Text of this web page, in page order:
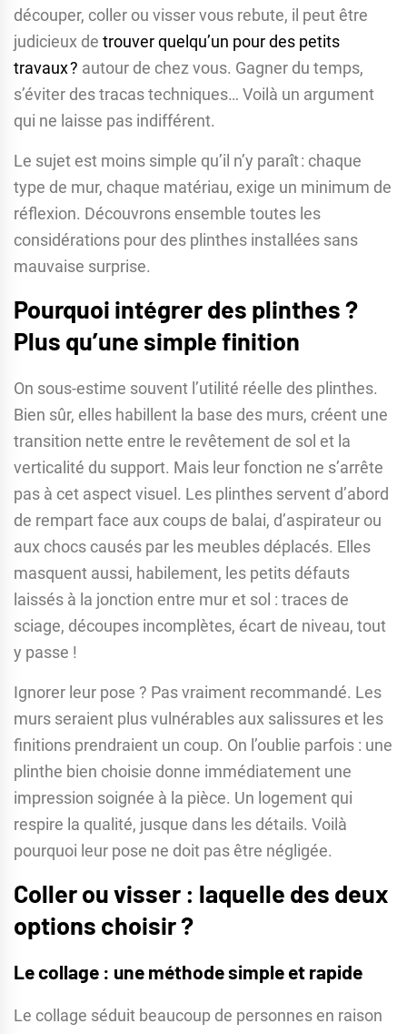
découper, coller ou visser vous rebute, il peut être
judicieux de trouver quelqu’un pour des petits
travaux ? autour de chez vous. Gagner du temps,
s’éviter des tracas techniques… Voilà un argument
qui ne laisse pas indifférent.
Le sujet est moins simple qu’il n’y paraît : chaque
type de mur, chaque matériau, exige un minimum de
réflexion. Découvrons ensemble toutes les
considérations pour des plinthes installées sans
mauvaise surprise.
Pourquoi intégrer des plinthes ?
Plus qu’une simple finition
On sous-estime souvent l’utilité réelle des plinthes.
Bien sûr, elles habillent la base des murs, créent une
transition nette entre le revêtement de sol et la
verticalité du support. Mais leur fonction ne s’arrête
pas à cet aspect visuel. Les plinthes servent d’abord
de rempart face aux coups de balai, d’aspirateur ou
aux chocs causés par les meubles déplacés. Elles
masquent aussi, habilement, les petits défauts
laissés à la jonction entre mur et sol : traces de
sciage, découpes incomplètes, écart de niveau, tout
y passe !
Ignorer leur pose ? Pas vraiment recommandé. Les
murs seraient plus vulnérables aux salissures et les
finitions prendraient un coup. On l’oublie parfois : une
plinthe bien choisie donne immédiatement une
impression soignée à la pièce. Un logement qui
respire la qualité, jusque dans les détails. Voilà
pourquoi leur pose ne doit pas être négligée.
Coller ou visser : laquelle des deux
options choisir ?
Le collage : une méthode simple et rapide
Le collage séduit beaucoup de personnes en raison